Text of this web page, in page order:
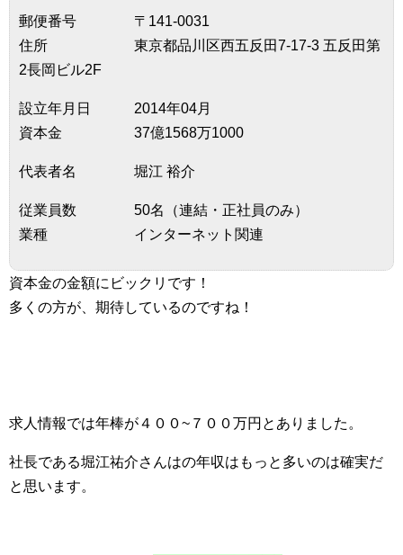
郵便番号 〒141-0031
住所 東京都品川区西五反田7-17-3 五反田第
2長岡ビル2F
設立年月日 2014年04月
資本金 37億1568万1000
代表者名 堀江 裕介
従業員数 50名（連結・正社員のみ）
業種 インターネット関連
資本金の金額にビックリです！
多くの方が、期待しているのですね！
求人情報では年棒が４００~７００万円とありました。
社長である堀江祐介さんはの年収はもっと多いのは確実だ
と思います。